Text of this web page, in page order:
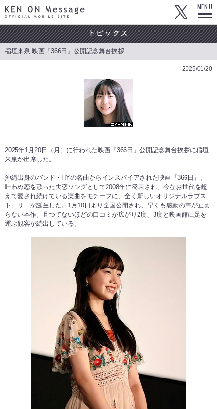
KEN ON Message OFFICIAL MOBILE SITE
MENU
稲垣来泉 映画『366日』公開記念舞台挨拶
2025/01/20
2025年1月20日（月）に行われた映画『366日』公開記念舞台挨拶に稲垣
来泉が出席した。
沖縄出身のバンド・HYの名曲からインスパイアされた映画『366日』。
叶わぬ恋を歌った失恋ソングとして2008年に発表され、今なお世代を超
えて愛され続けている楽曲をモチーフに、全く新しいオリジナルラブス
トーリーが誕生した。1月10日より全国公開され、早くも感動の声が止ま
らない本作。且つてないほどの口コミが広がり2度、3度と映画館に足を
運ぶ観客が続出している。